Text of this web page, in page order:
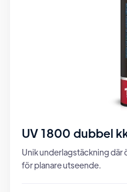
UV 1800 dubbel
Unik underlagstäckning
för planare utseende.